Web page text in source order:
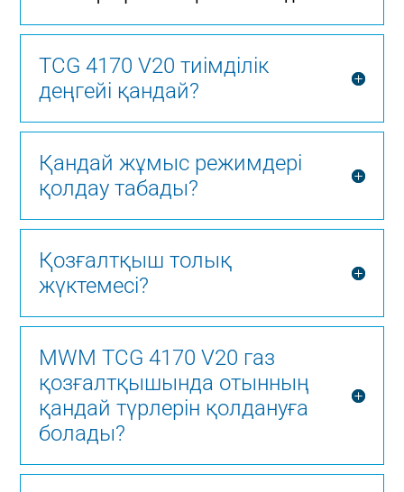
TCG 4170 V20 тиімділік
деңгейі қандай?
Қандай жұмыс режимдері
қолдау табады?
Қозғалтқыш толық
жүктемесі?
MWM TCG 4170 V20 газ
қозғалтқышында отынның
қандай түрлерін қолдануға
болады?